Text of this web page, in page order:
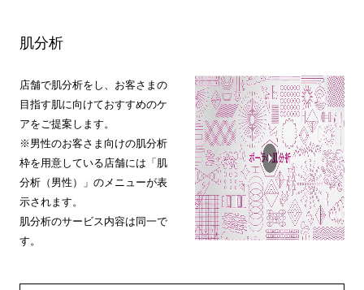
肌分析
店舗で肌分析をし、お客さまの
目指す肌に向けておすすめのケ
アをご提案します。
※男性のお客さま向けの肌分析
枠を用意している店舗には「肌
分析（男性）」のメニューが表
示されます。
肌分析のサービス内容は同一で
す。